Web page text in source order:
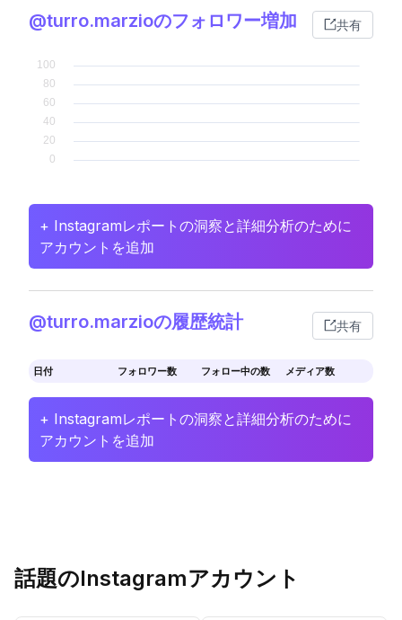
@turro.marzioのフォロワー増加 共有
+ Instagramレポートの洞察と詳細分析のために
アカウントを追加
@turro.marzioの履歴統計 共有
日付 フォロワー数 フォロー中の数 メディア数
+ Instagramレポートの洞察と詳細分析のために
アカウントを追加
話題のInstagramアカウント